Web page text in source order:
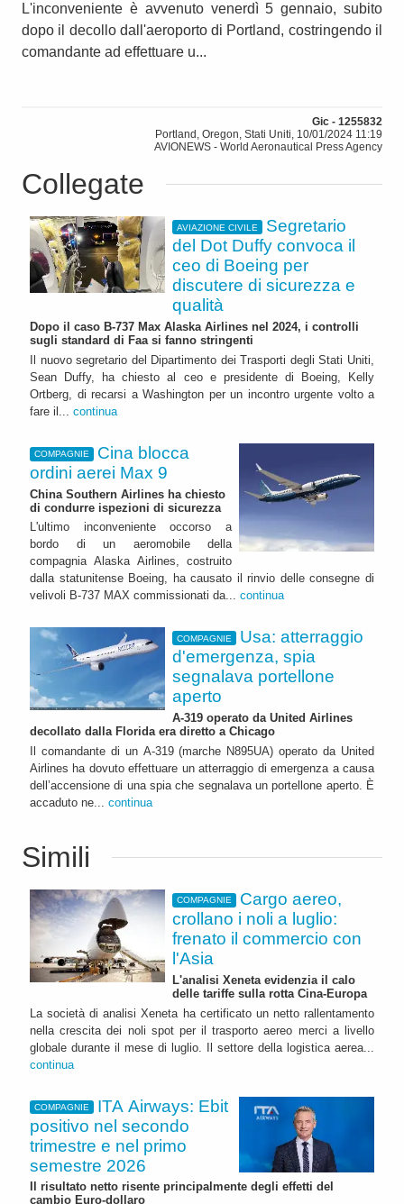
L'inconveniente è avvenuto venerdì 5 gennaio, subito
dopo il decollo dall'aeroporto di Portland, costringendo il
comandante ad effettuare u...
Gic - 1255832
Portland, Oregon, Stati Uniti, 10/01/2024 11:19
AVIONEWS - World Aeronautical Press Agency
Collegate
AVIAZIONE CIVILE
Segretario
del Dot Duffy convoca il
ceo di Boeing per
discutere di sicurezza e
qualità
Dopo il caso B-737 Max Alaska Airlines nel 2024, i controlli
sugli standard di Faa si fanno stringenti
Il nuovo segretario del Dipartimento dei Trasporti degli Stati Uniti,
Sean Duffy, ha chiesto al ceo e presidente di Boeing, Kelly
Ortberg, di recarsi a Washington per un incontro urgente volto a
fare il... continua
COMPAGNIE
Cina blocca
ordini aerei Max 9
China Southern Airlines ha chiesto
di condurre ispezioni di sicurezza
L'ultimo inconveniente occorso a
bordo di un aeromobile della
compagnia Alaska Airlines, costruito
dalla statunitense Boeing, ha causato il rinvio delle consegne di
velivoli B-737 MAX commissionati da... continua
COMPAGNIE
Usa: atterraggio
d'emergenza, spia
segnalava portellone
aperto
A-319 operato da United Airlines
decollato dalla Florida era diretto a Chicago
Il comandante di un A-319 (marche N895UA) operato da United
Airlines ha dovuto effettuare un atterraggio di emergenza a causa
dell’accensione di una spia che segnalava un portellone aperto. È
accaduto ne... continua
Simili
COMPAGNIE
Cargo aereo,
crollano i noli a luglio:
frenato il commercio con
l'Asia
L'analisi Xeneta evidenzia il calo
delle tariffe sulla rotta Cina-Europa
La società di analisi Xeneta ha certificato un netto rallentamento
nella crescita dei noli spot per il trasporto aereo merci a livello
globale durante il mese di luglio. Il settore della logistica aerea...
continua
COMPAGNIE
ITA Airways: Ebit
positivo nel secondo
trimestre e nel primo
semestre 2026
Il risultato netto risente principalmente degli effetti del
cambio Euro-dollaro